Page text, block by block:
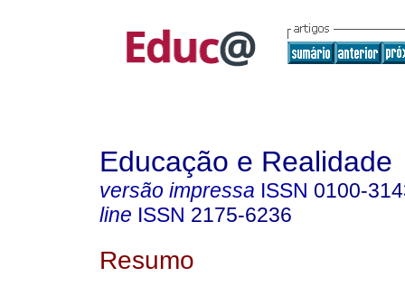
Educação e Realidade
versão impressa ISSN 0100-
line ISSN 2175-6236
Resumo